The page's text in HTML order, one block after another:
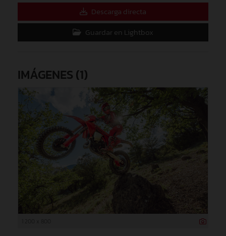
Descarga directa
Guardar en Lightbox
IMÁGENES (1)